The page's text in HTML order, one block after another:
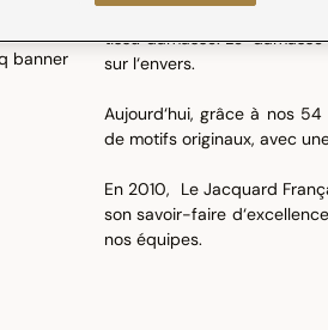
Inventée au 19è siècle par
tissu damassé. Le
sur l‘envers.
Aujourd‘hui, grâce à nos
de motifs originaux, avec
En 2010, Le Jacquard
son savoir-faire
nos équipes.